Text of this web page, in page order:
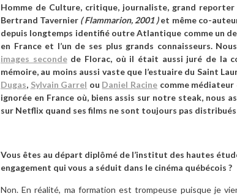
Homme de Culture, critique, journaliste, grand reporter
Bertrand Tavernier (Flammarion, 2001 )et même co-
depuis longtemps identifié outre Atlantique comme un
en France et l’un de ses plus grands connaisseurs.
images secondede Florac, où il était aussi juré de la
mémoire, au moins aussi vaste que l’estuaire du Saint
Dugas, Sylvain Garrel ou Daniel Racine comme médiateur
ignorée en France où, biens assis sur notre steak, nous
sur Netflix quand ses films ne sont toujours pas
Vous êtes au départ diplômé de l’institut des hautes
engagement qui vous a séduit dans le cinéma québécois ?
Non. En réalité, ma formation est trompeuse puisque je